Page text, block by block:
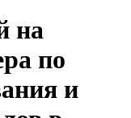
на
по
и